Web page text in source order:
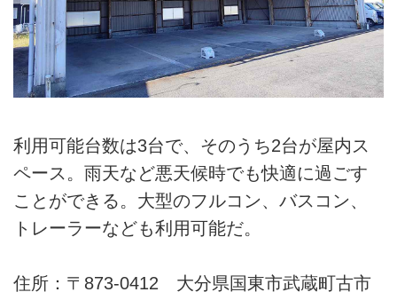
利用可能台数は3台で、そのうち2台が屋内ス
ペース。雨天など悪天候時でも快適に過ごす
ことができる。大型のフルコン、バスコン、
トレーラーなども利用可能だ。
住所：〒873-0412 大分県国東市武蔵町古市